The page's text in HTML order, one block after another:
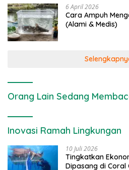
6 April 2026
Cara Ampuh
(Alami & Medis)
Orang Lain Sedang
Inovasi Ramah Lingkungan
10 Juli 2026
Tingkatkan
Dipasang di Coral